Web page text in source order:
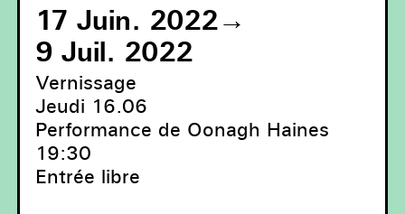
17 Juin. 2022→
9 Juil. 2022
Vernissage
Jeudi 16.06
Performance de Oonagh Haines
19:30
Entrée libre